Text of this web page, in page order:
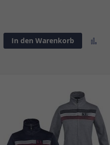
In den Warenkorb